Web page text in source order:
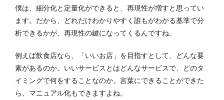
僕は、細分化と定量化ができると、再現性が増すと思ってい
ます。だから、どれだけわかりやすく誰もがわかる基準で分
析できるかが、再現性の鍵になってくるんですね。
例えば飲食店なら、「いいお店」を目指すとして、どんな要
素があるのか。いいサービスとはどんなサービスで、どのタ
イミングで何をすることなのか。言葉にできることができた
ら、マニュアル化もできますよね。